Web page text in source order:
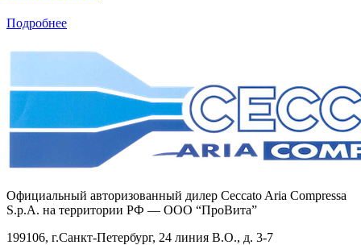
Подробнее
Официальный авторизованный дилер Ceccato Aria Compressa
S.p.A. на территории РФ — ООО “ПроВита”
199106, г.Санкт-Петербург, 24 линия В.О., д. 3-7